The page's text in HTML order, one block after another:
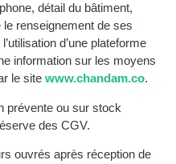
détail du bâtiment,
renseignement de ses
d’une plateforme
information sur les moyens
le sitewww.chandam.co.
prévente ou sur stock
des CGV.
ouvrés après réception de